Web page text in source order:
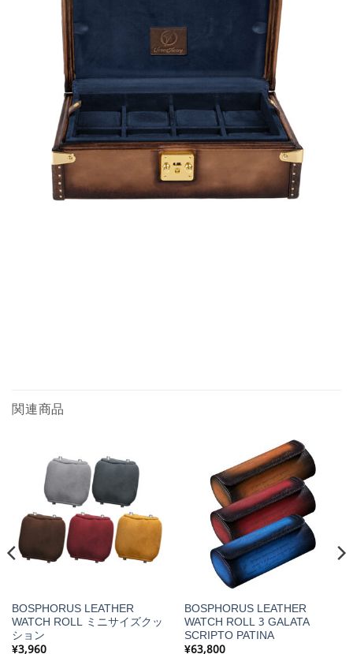
関連商品
BOSPHORUS LEATHER
WATCH ROLL ミニサイズクッ
ション
¥3,960
BOSPHORUS LEATHER
WATCH ROLL 3 GALATA
SCRIPTO PATINA
¥63,800